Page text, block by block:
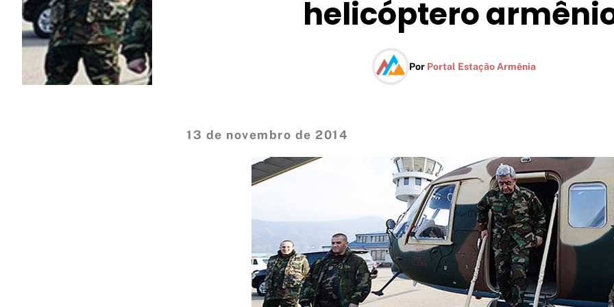
helicóptero
Por Portal Estação Armênia
13 de novembro de 2014